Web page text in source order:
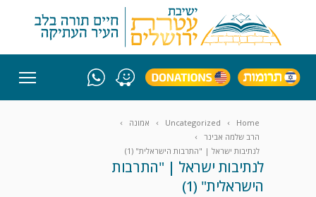
Home
Uncategorized
אמונה
הרב שלמה אבינר
לנתיבות ישראל | "התרבות הישראלית" (1)
לנתיבות ישראל | "התרבות
הישראלית" (1)